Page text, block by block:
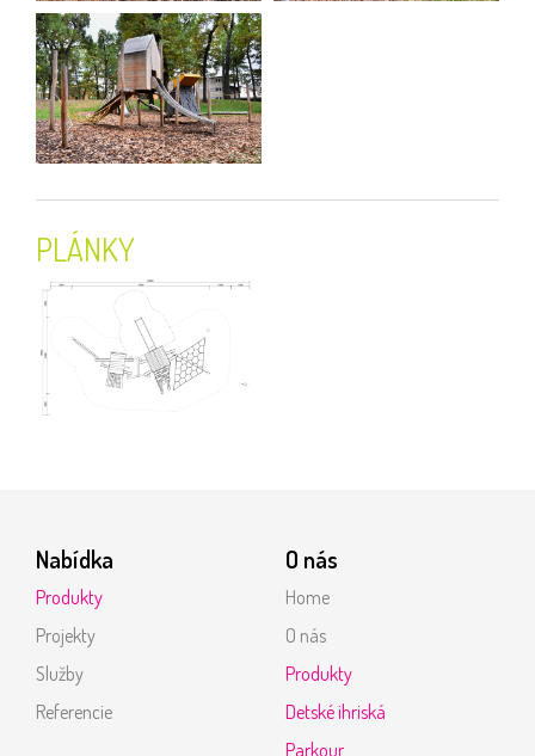
PLÁNKY
Nabídka
Produkty
Projekty
Služby
Referencie
O nás
Home
O nás
Produkty
Detské ihriská
Parkour